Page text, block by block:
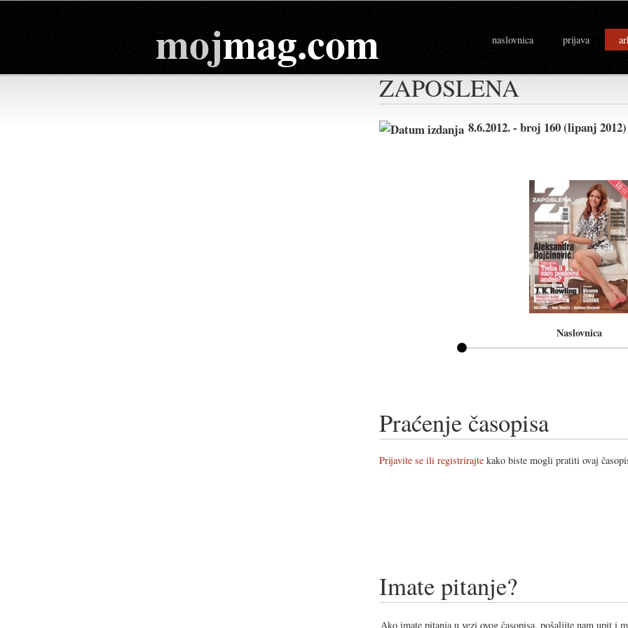
mojmag.com naslovnica prijava
ZAPOSLENA
8.6.2012. - broj 160 (lipanj 2012)
Naslovnica
Praćenje časopisa
Prijavite se ili registrirajte kako biste mogli pratiti ovaj
Imate pitanje?
Ako imate pitanja u vezi ovog časopisa, pošaljite nam upit i